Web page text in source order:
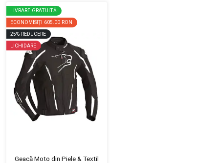
LIVRARE GRATUITĂ
ECONOMISIȚI 605.00 RON
25% REDUCERE
LICHIDARE
Geacă Moto din Piele & Textil